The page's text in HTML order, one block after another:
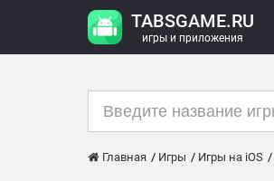
TABSGAME.RU
игры и приложения
Главная Игры Игры на iOS